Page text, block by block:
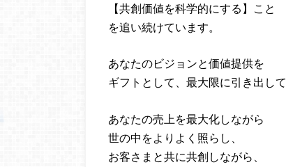
【共創価値を科学的にする】こと
を追い続けています。
あなたのビジョンと価値提供を
ギフトとして、最大限に引き出して
あなたの売上を最大化しながら
世の中をよりよく照らし、
お客さまと共に共創しながら、